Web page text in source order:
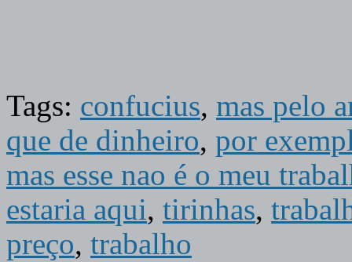
Tags: confucius, mas pelo
que de dinheiro, por
mas esse nao é o meu
estaria aqui, tirinhas,
preço, trabalho